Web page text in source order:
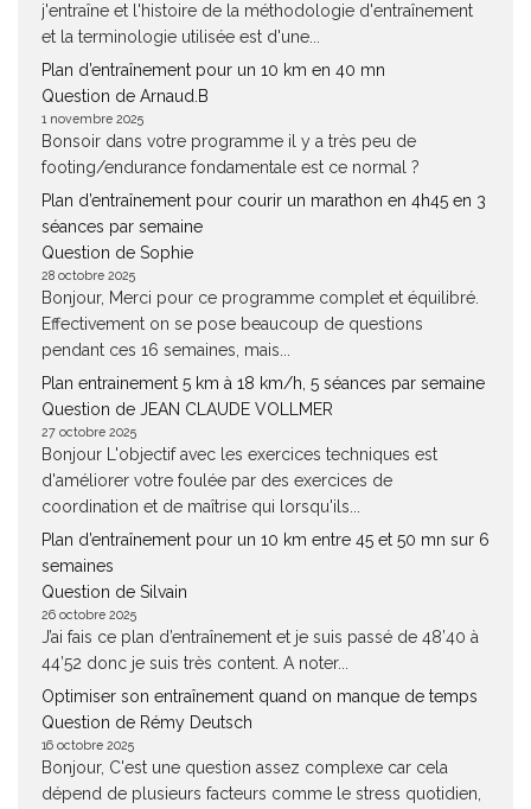
j'entraîne et l'histoire de la méthodologie d'entraînement
et la terminologie utilisée est d'une...
Plan d’entraînement pour un 10 km en 40 mn
Question de Arnaud.B
1 novembre 2025
Bonsoir dans votre programme il y a très peu de
footing/endurance fondamentale est ce normal ?
Plan d’entraînement pour courir un marathon en 4h45 en 3
séances par semaine
Question de Sophie
28 octobre 2025
Bonjour, Merci pour ce programme complet et équilibré.
Effectivement on se pose beaucoup de questions
pendant ces 16 semaines, mais...
Plan entrainement 5 km à 18 km/h, 5 séances par semaine
Question de JEAN CLAUDE VOLLMER
27 octobre 2025
Bonjour L'objectif avec les exercices techniques est
d'améliorer votre foulée par des exercices de
coordination et de maîtrise qui lorsqu'ils...
Plan d’entraînement pour un 10 km entre 45 et 50 mn sur 6
semaines
Question de Silvain
26 octobre 2025
J’ai fais ce plan d’entraînement et je suis passé de 48’40 à
44’52 donc je suis très content. A noter...
Optimiser son entraînement quand on manque de temps
Question de Rémy Deutsch
16 octobre 2025
Bonjour, C'est une question assez complexe car cela
dépend de plusieurs facteurs comme le stress quotidien,